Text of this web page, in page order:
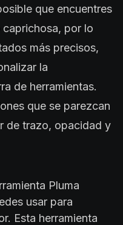
que encuentres
por lo
más precisos,
la
de herramientas.
que se parezcan
de trazo, opacidad y
Pluma
usar para
Esta herramienta